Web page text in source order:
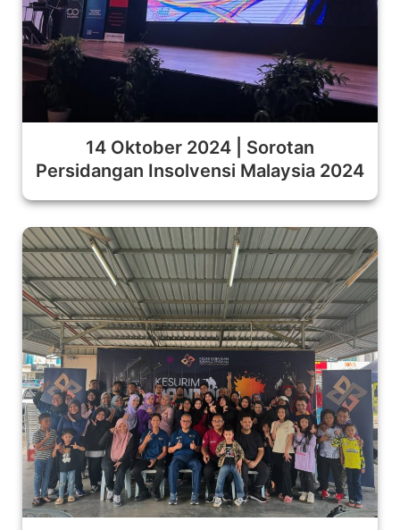
14 Oktober 2024 | Sorotan
Persidangan Insolvensi Malaysia 2024